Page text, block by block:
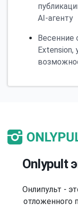
AI-агенту
Весенние
Onlypult
Онлипульт -
отложенного